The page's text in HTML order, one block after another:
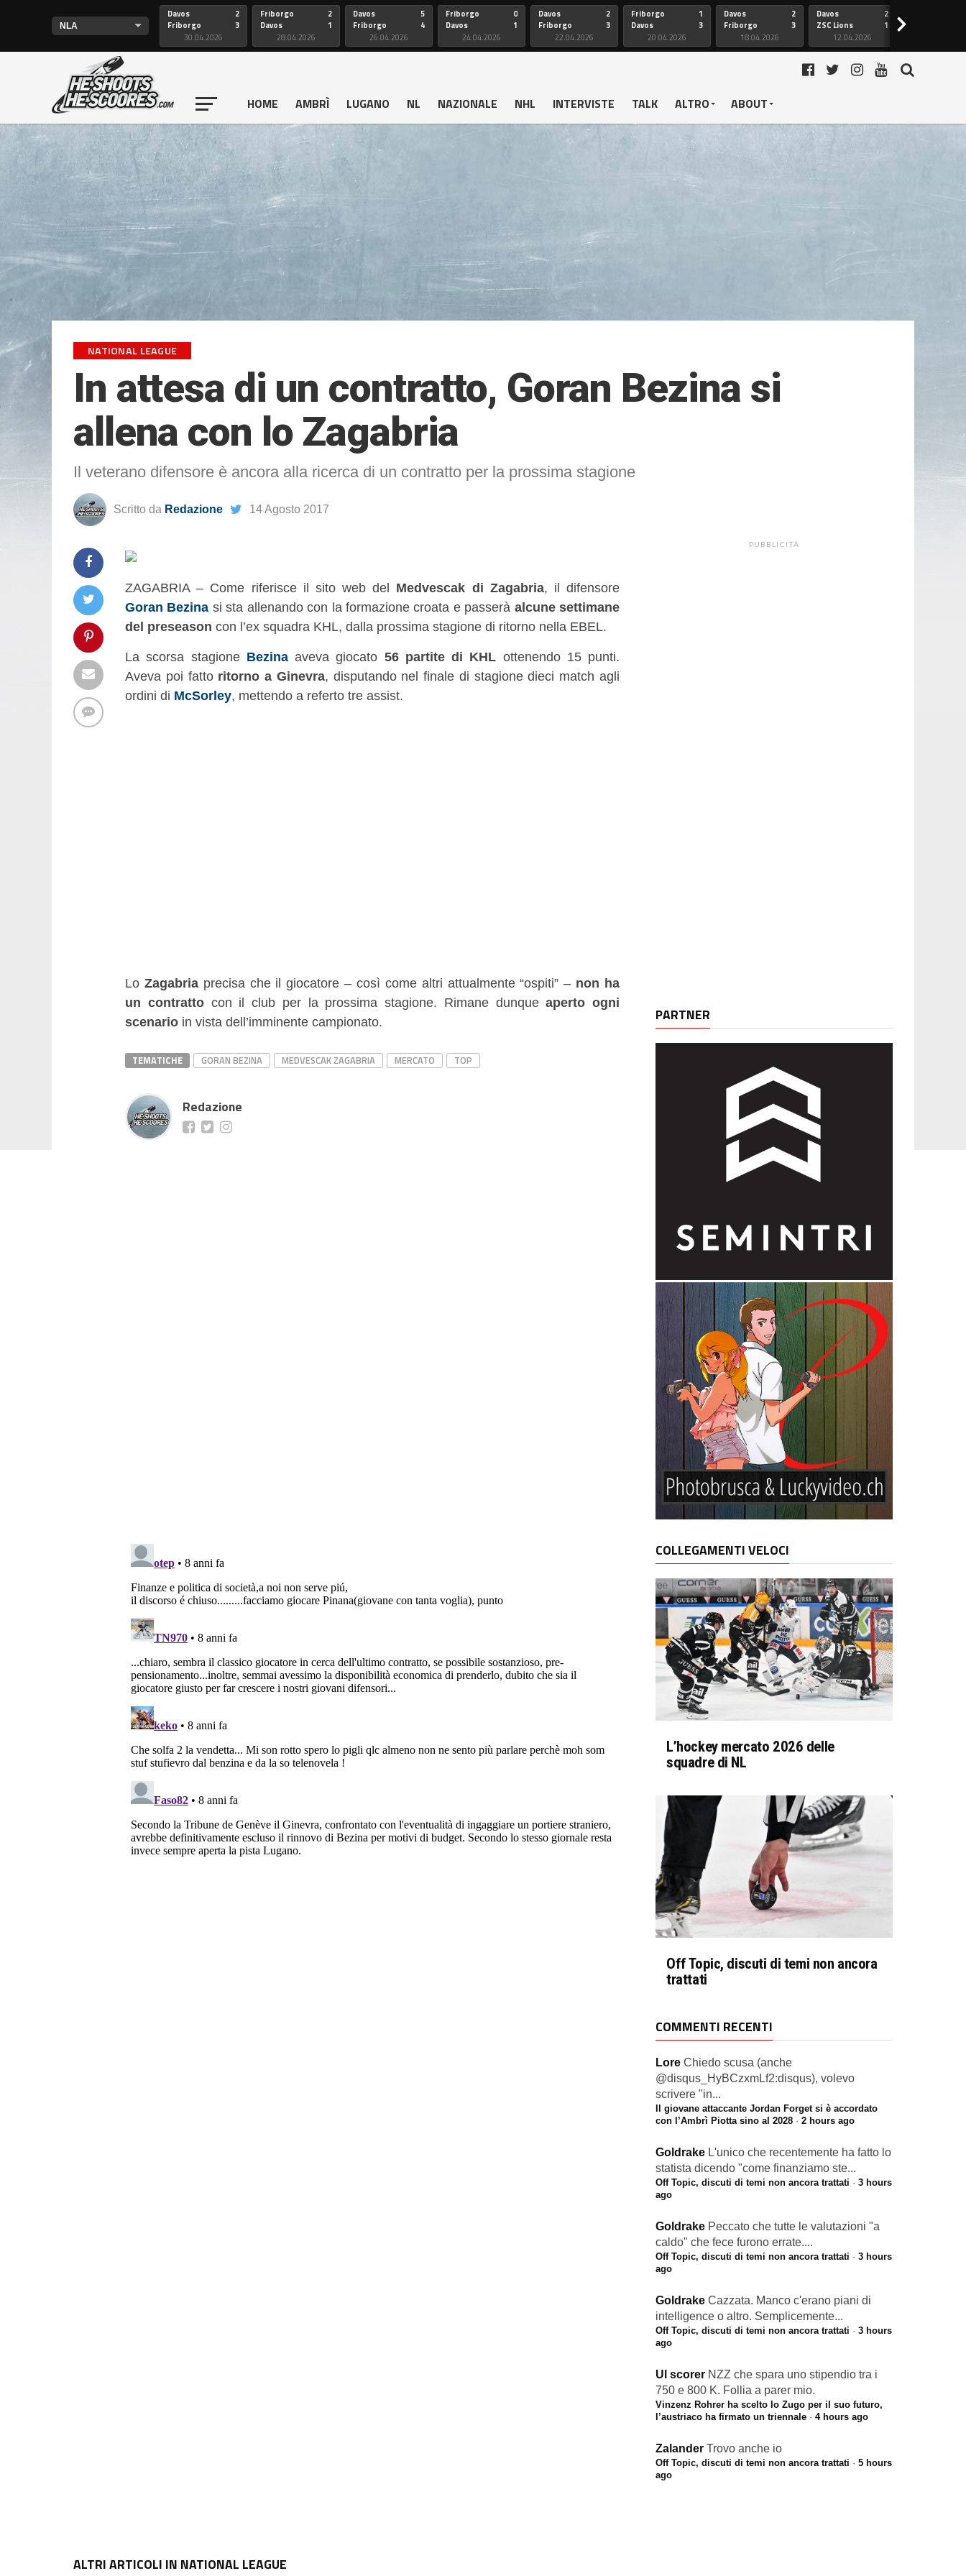
Davos
Friborgo
2
3
30.04.2026
Friborgo
Davos
2
1
28.04.2026
Davos
Friborgo
5
4
26.04.2026
Friborgo
Davos
0
1
24.04.2026
Davos
Friborgo
2
3
22.04.2026
Friborgo
Davos
1
3
20.04.2026
Davos
Friborgo
2
3
18.04.2026
Davos
ZSC Lions
2
1
12.04.2026
>
HOME AMBRÌ LUGANO NL NAZIONALE NHL INTERVISTE TALK ALTRO ABOUT
NATIONAL LEAGUE
In attesa di un contratto, Goran Bezina si
allena con lo Zagabria
Il veterano difensore è ancora alla ricerca di un contratto per la prossima stagione
Scritto da Redazione 14 Agosto 2017
ZAGABRIA – Come riferisce il sito web del Medvescak di Zagabria, il difensore
Goran Bezina si sta allenando con la formazione croata e passerà alcune settimane
del preseason con l’ex squadra KHL, dalla prossima stagione di ritorno nella EBEL.
La scorsa stagione Bezinaaveva giocato 56 partite di KHL ottenendo 15 punti.
Aveva poi fatto ritorno a Ginevra, disputando nel finale di stagione dieci match agli
ordini di McSorley, mettendo a referto tre assist.
Lo Zagabriaprecisa che il giocatore – così come altri attualmente “ospiti” – non ha
un contrattocon il club per la prossima stagione. Rimane dunqueaperto ogni
scenario in vista dell’imminente campionato.
TEMATICHE GORAN BEZINA MEDVESCAK ZAGABRIA MERCATO TOP
Redazione
PUBBLICITÀ
PARTNER
COLLEGAMENTI VELOCI
L’hockey mercato 2026 delle
squadre di NL
Off Topic, discuti di temi non ancora
trattati
COMMENTI RECENTI
Lore Chiedo scusa (anche
@disqus_HyBCzxmLf2:disqus), volevo
scrivere "in...
Il giovane attaccante Jordan Forget si è accordato
con l’Ambrì Piotta sino al 2028 · 2 hours ago
Goldrake L'unico che recentemente ha fatto lo
statista dicendo "come finanziamo ste...
Off Topic, discuti di temi non ancora trattati · 3 hours
ago
Goldrake Peccato che tutte le valutazioni "a
caldo" che fece furono errate....
Off Topic, discuti di temi non ancora trattati · 3 hours
ago
Goldrake Cazzata. Manco c'erano piani di
intelligence o altro. Semplicemente...
Off Topic, discuti di temi non ancora trattati · 3 hours
ago
Ul scorer NZZ che spara uno stipendio tra i
750 e 800 K. Follia a parer mio.
Vinzenz Rohrer ha scelto lo Zugo per il suo futuro,
l’austriaco ha firmato un triennale · 4 hours ago
Zalander Trovo anche io
Off Topic, discuti di temi non ancora trattati · 5 hours
ago
ALTRI ARTICOLI IN NATIONAL LEAGUE